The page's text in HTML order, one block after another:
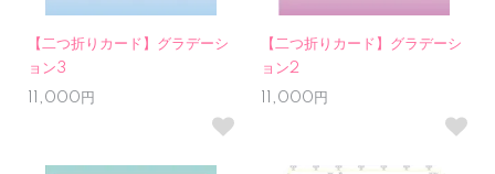
【二つ折りカード】グラデーシ
ョン3
11,000円
【二つ折りカード】グラデーシ
ョン2
11,000円